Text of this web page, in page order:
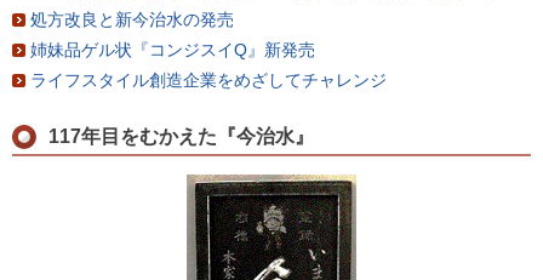
処方改良と新今治水の発売
姉妹品ゲル状『コンジスイQ』新発売
ライフスタイル創造企業をめざしてチャレンジ
117年目をむかえた『今治水』